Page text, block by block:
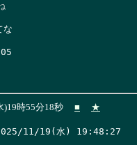
な
)19時55分18秒 ■ ★
2025/11/19(水)